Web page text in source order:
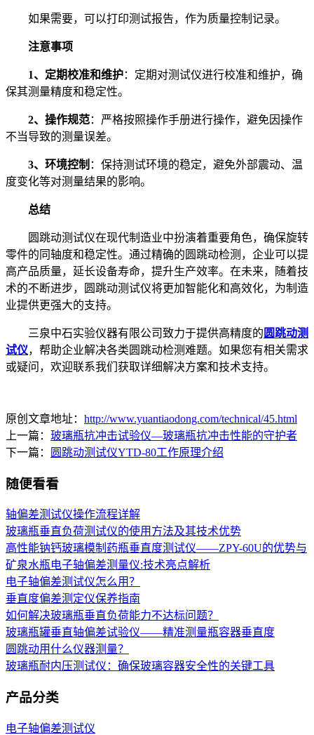
如果需要，可以打印测试报告，作为质量控制记录。
注意事项
1、定期校准和维护：定期对测试仪进行校准和维护，确
保其测量精度和稳定性。
2、操作规范：严格按照操作手册进行操作，避免因操作
不当导致的测量误差。
3、环境控制 ：保持测试环境的稳定，避免外部震动、温
度变化等对测量结果的影响。
总结
圆跳动测试仪在现代制造业中扮演着重要角色，确保旋转
零件的同轴度和稳定性。通过精确的圆跳动检测，企业可以提
高产品质量，延长设备寿命，提升生产效率。在未来，随着技
术的不断进步，圆跳动测试仪将更加智能化和高效化，为制造
业提供更强大的支持。
三泉中石实验仪器有限公司致力于提供高精度的 圆跳动测
试仪，帮助企业解决各类圆跳动检测难题。如果您有相关需求
或疑问，欢迎联系我们获取详细解决方案和技术支持。
原创文章地址： http://www.yuantiaodong.com/technical/45.html
上一篇： 玻璃瓶抗冲击试验仪—玻璃瓶抗冲击性能的守护者
下一篇：
圆跳动测试仪YTD-80工作原理介绍
随便看看
轴偏差测试仪操作流程详解
玻璃瓶垂直负荷测试仪的使用方法及其技术优势
高性能钠钙玻璃模制药瓶垂直度测试仪——ZPY-60U的优势与
矿泉水瓶电子轴偏差测量仪:技术亮点解析
电子轴偏差测试仪怎么用？
垂直度偏差测定仪保养指南
如何解决玻璃瓶垂直负荷能力不达标问题？
玻璃瓶罐垂直轴偏差试验仪——精准测量瓶容器垂直度
圆跳动用什么仪器测量？
玻璃瓶耐内压测试仪：确保玻璃容器安全性的关键工具
产品分类
电子轴偏差测试仪